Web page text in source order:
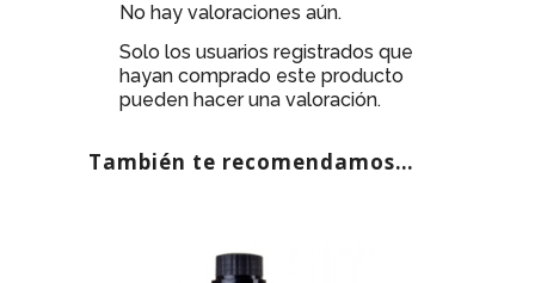
No hay valoraciones aún.
Solo los usuarios registrados que
hayan comprado este producto
pueden hacer una valoración.
También te recomendamos…